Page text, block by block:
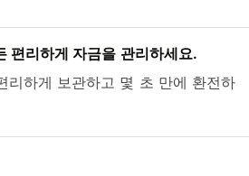
편리하게 자금을 관리하세요.
리하게 보관하고 몇 초 만에 환전하